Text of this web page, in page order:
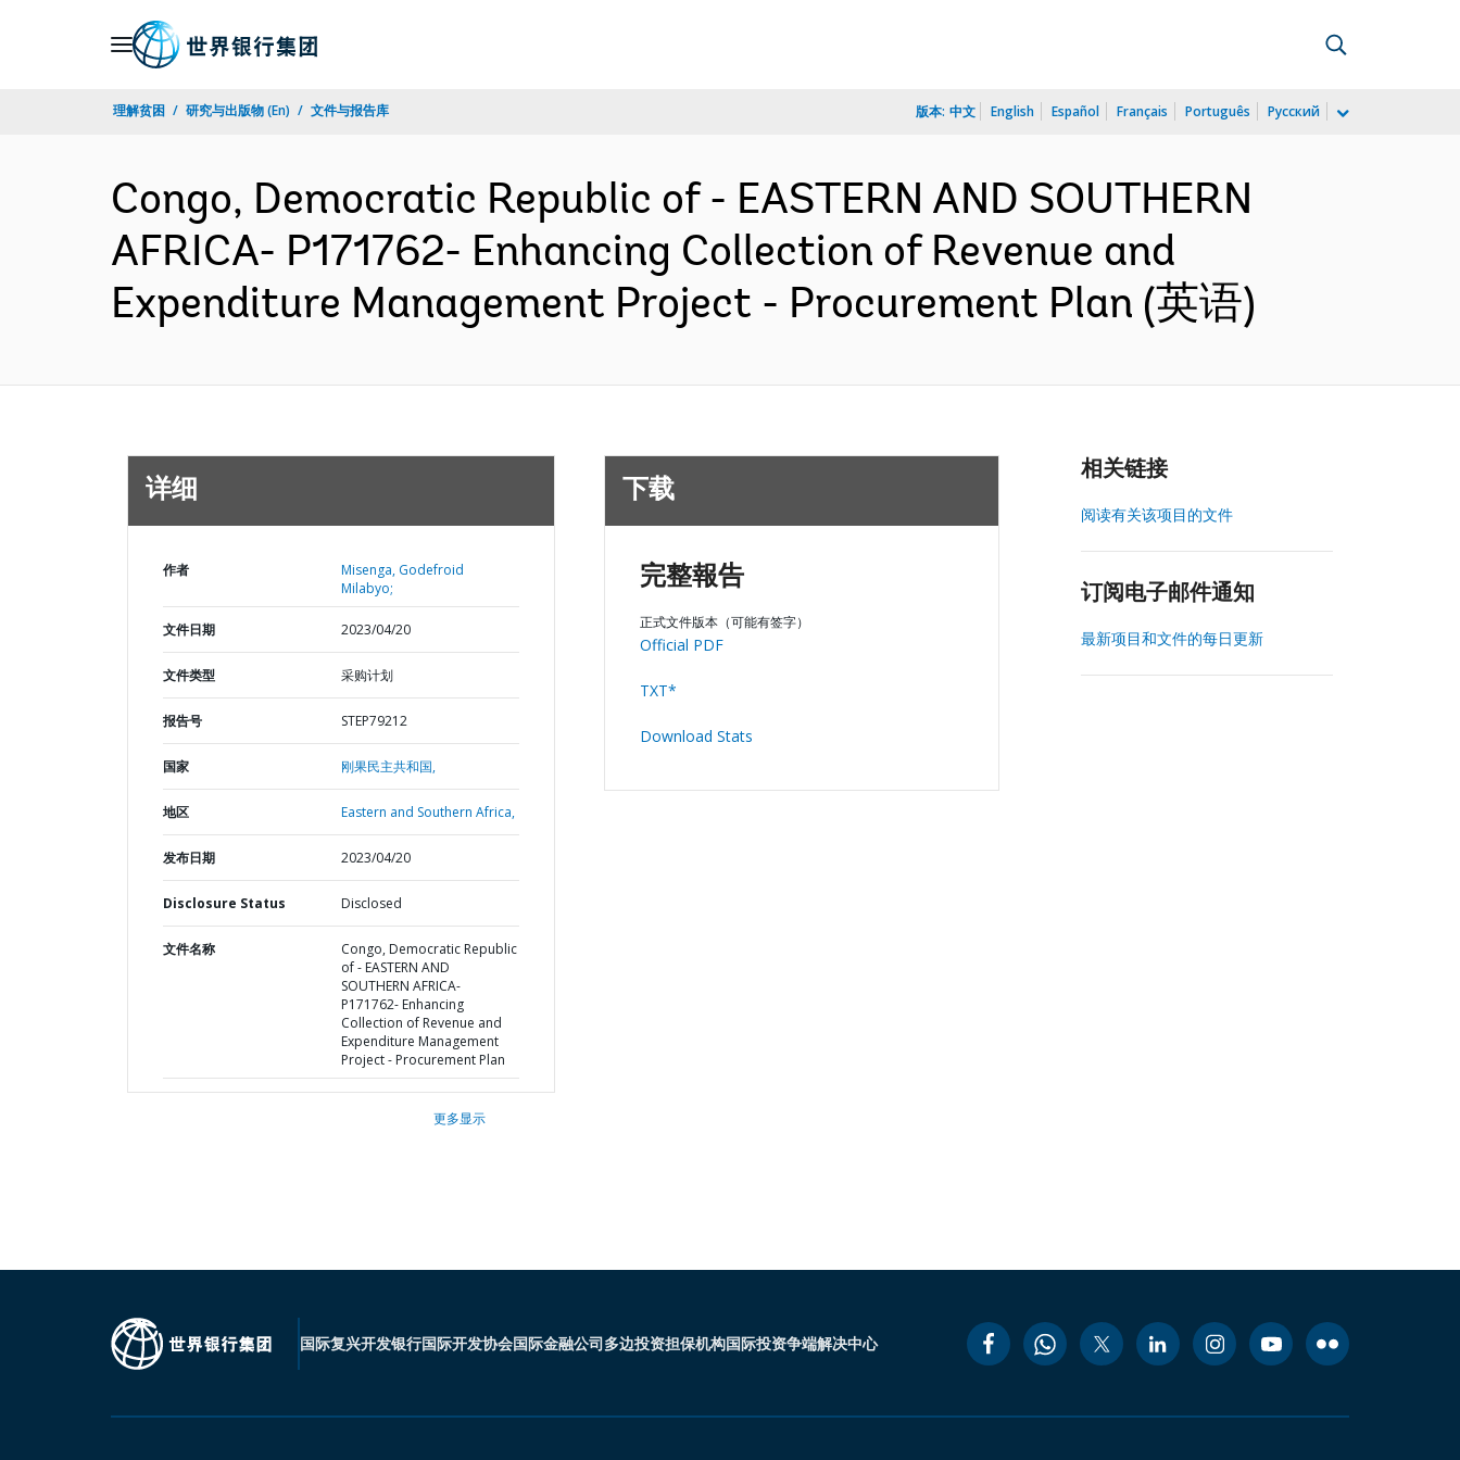
理解贫困 研究与出版物 (En) 文件与报告库 版本: 中文 English Español Français Português Русский
Congo, Democratic Republic of - EASTERN AND SOUTHERN
AFRICA- P171762- Enhancing Collection of Revenue and
Expenditure Management Project - Procurement Plan (英语)
详细
作者
Misenga, Godefroid
Milabyo;
文件日期 2023/04/20
文件类型 采购计划
报告号 STEP79212
国家 刚果民主共和国,
地区 Eastern and Southern Africa,
发布日期 2023/04/20
Disclosure Status Disclosed
文件名称
Congo, Democratic Republic
of - EASTERN AND
SOUTHERN AFRICA-
P171762- Enhancing
Collection of Revenue and
Expenditure Management
Project - Procurement Plan
更多显示
下载
完整報告
正式文件版本（可能有签字）
Official PDF
TXT*
Download Stats
相关链接
阅读有关该项目的文件
订阅电子邮件通知
最新项目和文件的每日更新
国际复兴开发银行国际开发协会国际金融公司多边投资担保机构国际投资争端解决中心